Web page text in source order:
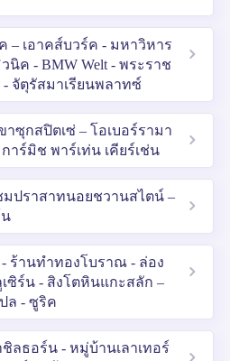
– เอาคส์บวร์ค - มหาวิหาร
นิค - BMW Welt - พระราช
จัตุรัสมาเรียนพลาทซ์
าซุกสปิตเซ่ – โอเบอร์รามา
การ์มิช พาร์เท่น เคียร์เช่น
มปราสาทนอยชวานสไตน์ –
น
ร้านทำทองโบราณ - ล่อง
เซิร์น - สิงโตหินแกะสลัก –
ล - ซูริค
ลธอร์น - หมู่บ้านเลาเทอร์